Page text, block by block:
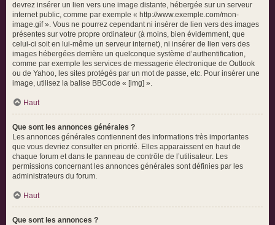
devrez insérer un lien vers une image distante, hébergée sur un serveur
internet public, comme par exemple « http://www.exemple.com/mon-
image.gif ». Vous ne pourrez cependant ni insérer de lien vers des images
présentes sur votre propre ordinateur (à moins, bien évidemment, que
celui-ci soit en lui-même un serveur internet), ni insérer de lien vers des
images hébergées derrière un quelconque système d’authentification,
comme par exemple les services de messagerie électronique de Outlook
ou de Yahoo, les sites protégés par un mot de passe, etc. Pour insérer une
image, utilisez la balise BBCode « [img] ».
Haut
Que sont les annonces générales ?
Les annonces générales contiennent des informations très importantes
que vous devriez consulter en priorité. Elles apparaissent en haut de
chaque forum et dans le panneau de contrôle de l’utilisateur. Les
permissions concernant les annonces générales sont définies par les
administrateurs du forum.
Haut
Que sont les annonces ?